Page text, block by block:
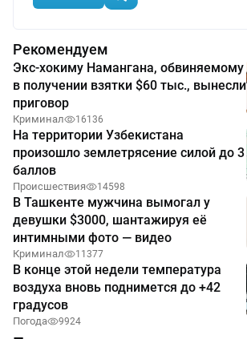
Рекомендуем
Экс-хокиму Намангана, обвиняемому
в получении взятки $60 тыс., вынесли
приговор
Криминал 16136
На территории Узбекистана
произошло землетрясение силой до 3
баллов
Происшествия 14598
В Ташкенте мужчина вымогал у
девушки $3000, шантажируя её
интимными фото — видео
Криминал 11377
В конце этой недели температура
воздуха вновь поднимется до +42
градусов
Погода 9924